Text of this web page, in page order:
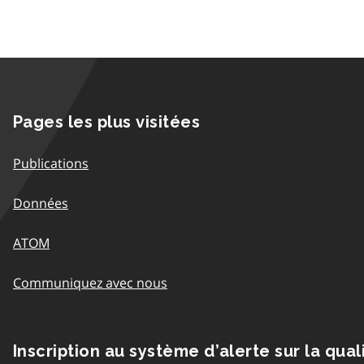
Pages les plus visitées
Publications
Données
ATOM
Communiquez avec nous
Inscription au système d’alerte sur la